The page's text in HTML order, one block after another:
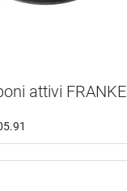
attivi FRANKE